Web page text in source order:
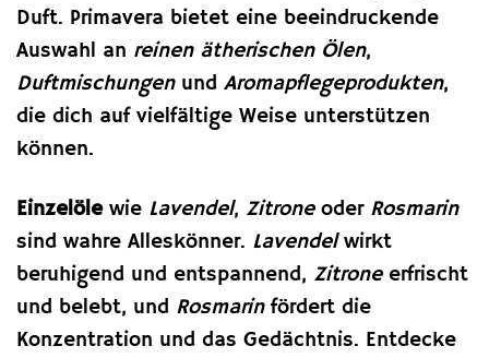
Duft. Primavera bietet eine beeindruckende
Auswahl an reinen ätherischen Ölen,
Duftmischungenund Aromapflegeprodukten,
die dich auf vielfältige Weise unterstützen
können.
Einzelölewie Lavendel, Zitroneoder Rosmarin
sind wahre Alleskönner. Lavendelwirkt
beruhigend und entspannend, Zitroneerfrischt
und belebt, und Rosmarinfördert die
Konzentration und das Gedächtnis. Entdecke